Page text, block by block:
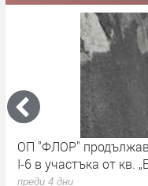
ОП "ФЛОР"
I-6 в участъка от кв.
преди 4 дни